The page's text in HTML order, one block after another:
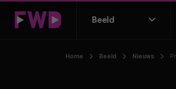
Beeld
Home Beeld Nieuws